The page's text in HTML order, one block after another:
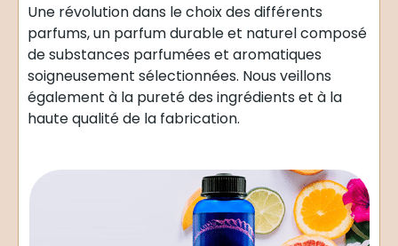
Une révolution dans le choix des différents
parfums, un parfum durable et naturel composé
de substances parfumées et aromatiques
soigneusement sélectionnées. Nous veillons
également à la pureté des ingrédients et à la
haute qualité de la fabrication.